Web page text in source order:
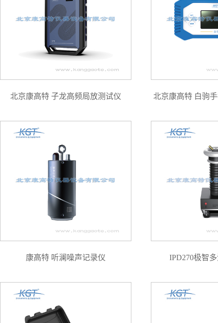
北京康高特 子龙高频局放测试仪 北京康高特 白驹
康高特 听澜噪声记录仪 IPD270极智